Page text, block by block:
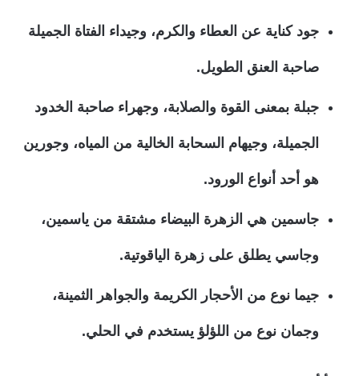
جود كناية عن العطاء والكرم، وجيداء الفتاة الجميلة
صاحبة العنق الطويل.
جبلة بمعنى القوة والصلابة، وجهراء صاحبة الخدود
الجميلة، وجيهام السحابة الخالية من المياه، وجورين
هو أحد أنواع الورود.
جاسمين هي الزهرة البيضاء مشتقة من ياسمين،
وجاسي يطلق على زهرة الياقوتية.
جيما نوع من الأحجار الكريمة والجواهر الثمينة،
وجمان نوع من اللؤلؤ يستخدم في الحلي.